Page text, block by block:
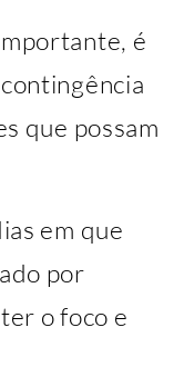
é
que possam
em que
por
o foco e